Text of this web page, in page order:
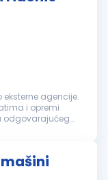
eksterne agencije.
odgovarajućeg